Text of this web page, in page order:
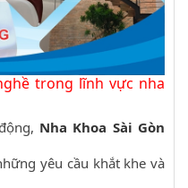
trong lĩnh vực nha
Nha Khoa Sài Gòn
yêu cầu khắt khe và